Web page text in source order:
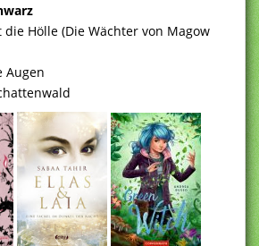
die Hölle (Die Wächter von Magow
Augen